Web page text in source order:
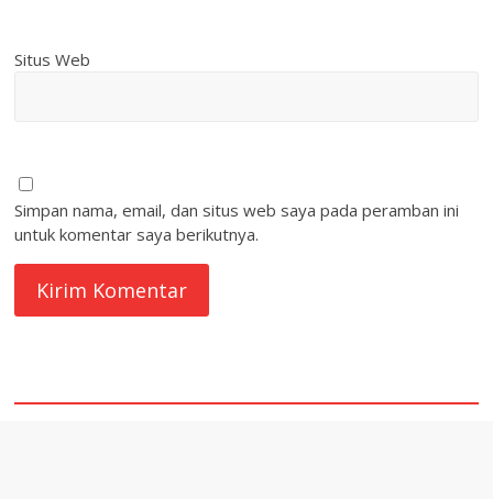
Situs Web
Simpan nama, email, dan situs web saya pada peramban ini
untuk komentar saya berikutnya.